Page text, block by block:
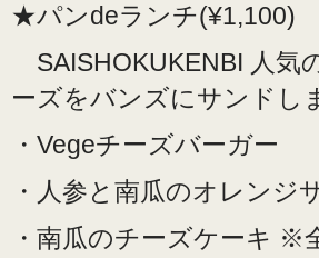
★パンdeランチ(¥1,100)
SAISHOKUKENBI 人気
ーズをバンズにサンド
・Vegeチーズバーガー
・人参と南瓜のオレンジ
・南瓜のチーズケーキ ※